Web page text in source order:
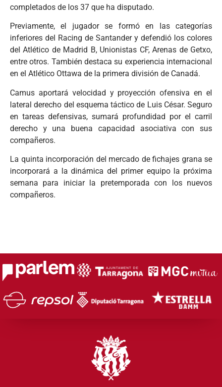
completados de los 37 que ha disputado.
Previamente, el jugador se formó en las categorías
inferiores del Racing de Santander y defendió los colores
del Atlético de Madrid B, Unionistas CF, Arenas de Getxo,
entre otros. También destaca su experiencia internacional
en el Atlético Ottawa de la primera división de Canadá.
Camus aportará velocidad y proyección ofensiva en el
lateral derecho del esquema táctico de Luis César. Seguro
en tareas defensivas, sumará profundidad por el carril
derecho y una buena capacidad asociativa con sus
compañeros.
La quinta incorporación del mercado de fichajes grana se
incorporará a la dinámica del primer equipo la próxima
semana para iniciar la pretemporada con los nuevos
compañeros.